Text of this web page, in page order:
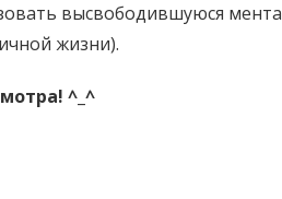
высвободившуюся
жизни).
^_^